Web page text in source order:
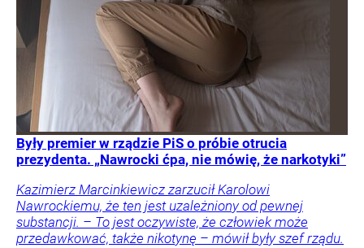
Były premier w rządzie PiS o próbie otrucia
prezydenta. „Nawrocki ćpa, nie mówię, że narkotyki”
Kazimierz Marcinkiewicz zarzucił Karolowi
Nawrockiemu, że ten jest uzależniony od pewnej
substancji. – To jest oczywiste, że człowiek może
przedawkować, także nikotynę – mówił były szef rządu.